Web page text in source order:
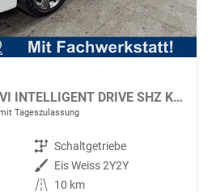
1.5 TSI MATRIX NAVI INTELLIGENT DRIVE SHZ KEYLESS
Tageszulassung
Getriebe Schaltgetriebe
Außenfarbe Eis Weiss 2Y2Y
Kilometerstand
10 km